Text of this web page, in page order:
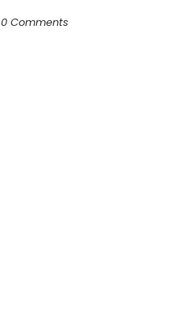
0 Comments